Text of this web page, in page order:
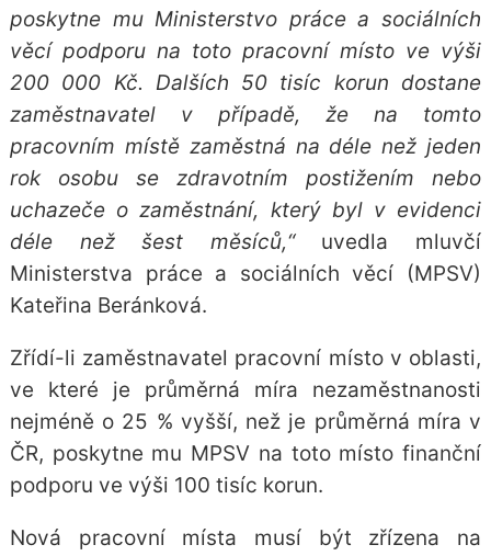
poskytne mu Ministerstvo práce a sociálních
věcí podporu na toto pracovní místo ve výši
200 000 Kč. Dalších 50 tisíc korun dostane
zaměstnavatel v případě, že na tomto
pracovním místě zaměstná na déle než jeden
rok osobu se zdravotním postižením nebo
uchazeče o zaměstnání, který byl v evidenci
déle než šest měsíců,“uvedla mluvčí
Ministerstva práce a sociálních věcí (MPSV)
Kateřina Beránková.
Zřídí-li zaměstnavatel pracovní místo v oblasti,
ve které je průměrná míra nezaměstnanosti
nejméně o 25 % vyšší, než je průměrná míra v
ČR, poskytne mu MPSV na toto místo finanční
podporu ve výši 100 tisíc korun.
Nová pracovní místa musí být zřízena na